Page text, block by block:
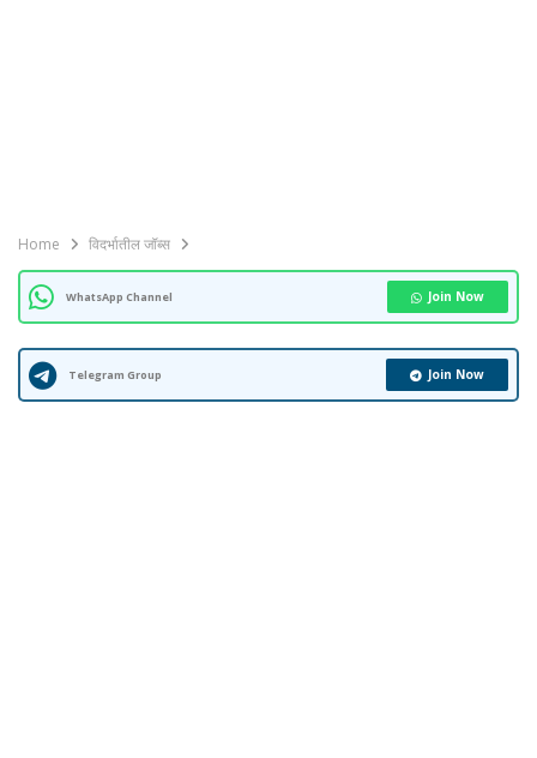
Home विदर्भातील जॉब्स
WhatsApp Channel Join Now
Telegram Group Join Now